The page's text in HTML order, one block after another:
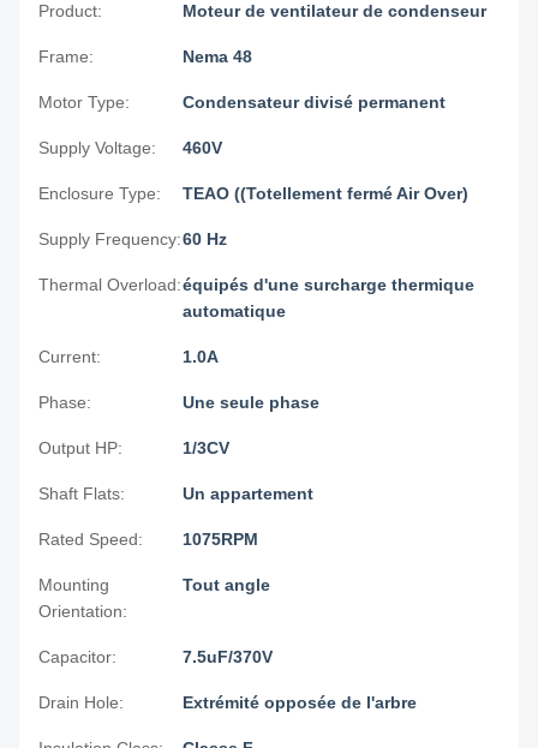
Product: Moteur de ventilateur de condenseur
Frame: Nema 48
Motor Type: Condensateur divisé permanent
Supply Voltage: 460V
Enclosure Type: TEAO ((Totellement fermé Air Over)
Supply Frequency:60 Hz
Thermal Overload:équipés d'une surcharge thermique
automatique
Current: 1.0A
Phase: Une seule phase
Output HP: 1/3CV
Shaft Flats: Un appartement
Rated Speed: 1075RPM
Mounting
Orientation:
Tout angle
Capacitor: 7.5uF/370V
Drain Hole: Extrémité opposée de l'arbre